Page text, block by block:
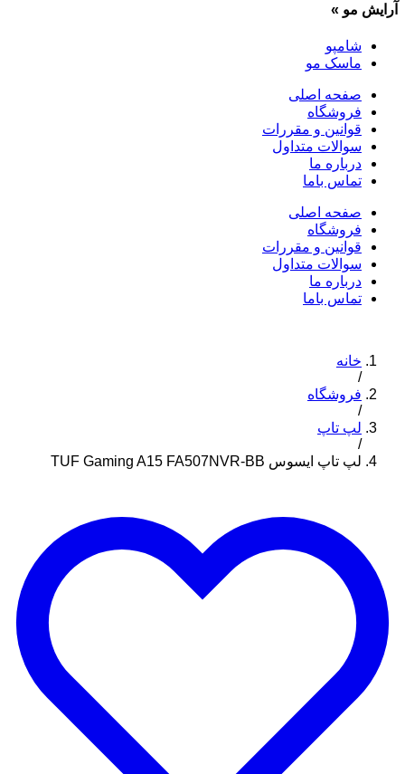
آرایش مو »
شامپو
ماسک مو
صفحه اصلی
فروشگاه
قوانین و مقررات
سوالات متداول
درباره ما
تماس باما
صفحه اصلی
فروشگاه
قوانین و مقررات
سوالات متداول
درباره ما
تماس باما
خانه
/
فروشگاه
/
لپ تاپ
/
لپ تاپ ایسوس TUF Gaming A15 FA507NVR-BB